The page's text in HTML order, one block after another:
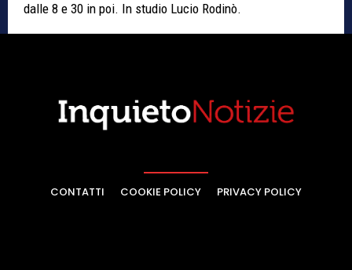
dalle 8 e 30 in poi. In studio Lucio Rodinò.
CONTATTI COOKIE POLICY PRIVACY POLICY